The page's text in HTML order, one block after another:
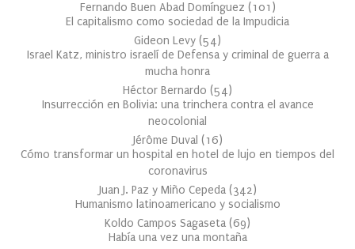
Fernando Buen Abad Domínguez (101 )
El capitalismo como sociedad de la Impudicia
Gideon Levy (54)
Israel Katz, ministro israelí de Defensa y criminal de guerra a
mucha honra
Héctor Bernardo (54)
Insurrección en Bolivia: una trinchera contra el avance
neocolonial
Jérôme Duval (16)
Cómo transformar un hospital en hotel de lujo en tiempos del
coronavirus
Juan J. Paz y Miño Cepeda (342)
Humanismo latinoamericano y socialismo
Koldo Campos Sagaseta (69)
Había una vez una montaña